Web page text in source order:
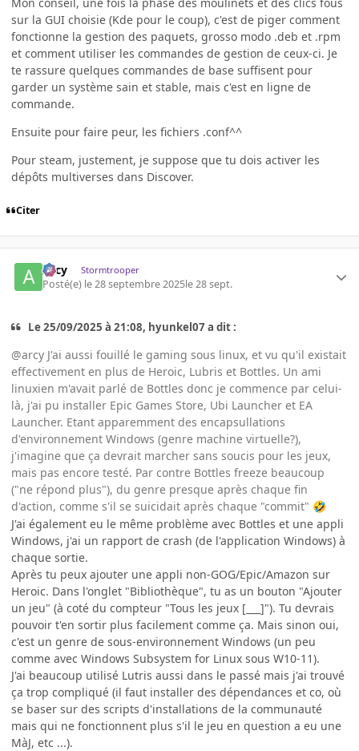
sur la GUI choisie (Kde pour le coup), c'est de piger comment
fonctionne la gestion des paquets, grosso modo .deb et .rpm
et comment utiliser les commandes de gestion de ceux-ci. Je
te rassure quelques commandes de base suffisent pour
garder un système sain et stable, mais c'est en ligne de
commande.
Ensuite pour faire peur, les fichiers .conf^^
Pour steam, justement, je suppose que tu dois activer les
dépôts multiverses dans Discover.
Citer
Arcy Stormtrooper
Posté(e) le 28 septembre 2025le 28 sept.
Le 25/09/2025 à 21:08, hyunkel07 a dit :
@arcy J'ai aussi fouillé le gaming sous linux, et vu qu'il existait
effectivement en plus de Heroic, Lubris et Bottles. Un ami
linuxien m'avait parlé de Bottles donc je commence par celui-
là, j'ai pu installer Epic Games Store, Ubi Launcher et EA
Launcher. Etant apparemment des encapsullations
d'environnement Windows (genre machine virtuelle?),
j'imagine que ça devrait marcher sans soucis pour les jeux,
mais pas encore testé. Par contre Bottles freeze beaucoup
("ne répond plus"), du genre presque après chaque fin
d'action, comme s'il se suicidait après chaque "commit" 🤣
J'ai également eu le même problème avec Bottles et une appli
Windows, j'ai un rapport de crash (de l'application Windows) à
chaque sortie.
Après tu peux ajouter une appli non-GOG/Epic/Amazon sur
Heroic. Dans l'onglet "Bibliothèque", tu as un bouton "Ajouter
un jeu" (à coté du compteur "Tous les jeux [___]"). Tu devrais
pouvoir t'en sortir plus facilement comme ça. Mais sinon oui,
c'est un genre de sous-environnement Windows (un peu
comme avec Windows Subsystem for Linux sous W10-11).
J'ai beaucoup utilisé Lutris aussi dans le passé mais j'ai trouvé
ça trop compliqué (il faut installer des dépendances et co, où
se baser sur des scripts d'installations de la communauté
mais qui ne fonctionnent plus s'il le jeu en question a eu une
MàJ, etc ...).